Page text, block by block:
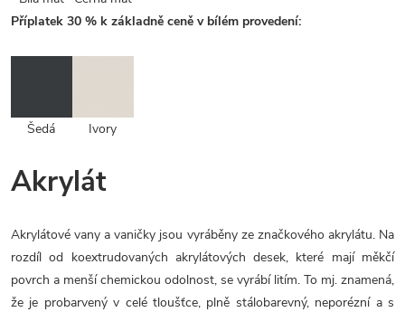
Příplatek 30 % k základně ceně v bílém provedení:
Šedá Ivory
Akrylát
Akrylátové vany a vaničky jsou vyráběny ze značkového akrylátu. Na
rozdíl od koextrudovaných akrylátových desek, které mají měkčí
povrch a menší chemickou odolnost, se vyrábí litím. To mj. znamená,
že je probarvený v celé tloušťce, plně stálobarevný, neporézní a s